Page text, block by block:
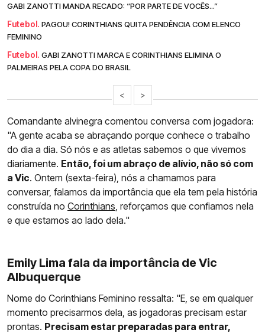
GABI ZANOTTI MANDA RECADO: “POR PARTE DE VOCÊS...”
Futebol. PAGOU! CORINTHIANS QUITA PENDÊNCIA COM ELENCO
FEMININO
Futebol. GABI ZANOTTI MARCA E CORINTHIANS ELIMINA O
PALMEIRAS PELA COPA DO BRASIL
< >
Comandante alvinegra comentou conversa com jogadora:
"A gente acaba se abraçando porque conhece o trabalho
do dia a dia. Só nós e as atletas sabemos o que vivemos
diariamente. Então, foi um abraço de alívio, não só com
a Vic. Ontem (sexta-feira), nós a chamamos para
conversar, falamos da importância que ela tem pela história
construída no Corinthians , reforçamos que confiamos nela
e que estamos ao lado dela."
Emily Lima fala da importância de Vic
Albuquerque
Nome do Corinthians Feminino ressalta: "E, se em qualquer
momento precisarmos dela, as jogadoras precisam estar
prontas. Precisam estar preparadas para entrar,